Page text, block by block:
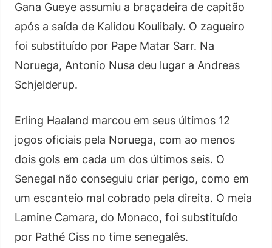
Gana Gueye assumiu a braçadeira de capitão
após a saída de Kalidou Koulibaly. O zagueiro
foi substituído por Pape Matar Sarr. Na
Noruega, Antonio Nusa deu lugar a Andreas
Schjelderup.
Erling Haaland marcou em seus últimos 12
jogos oficiais pela Noruega, com ao menos
dois gols em cada um dos últimos seis. O
Senegal não conseguiu criar perigo, como em
um escanteio mal cobrado pela direita. O meia
Lamine Camara, do Monaco, foi substituído
por Pathé Ciss no time senegalês.